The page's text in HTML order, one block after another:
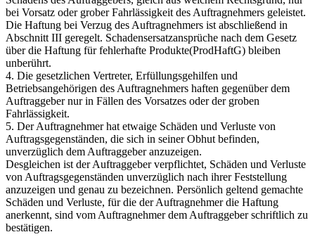
bei Vorsatz oder grober Fahrlässigkeit des Auftragnehmers geleistet.
Die Haftung bei Verzug des Auftragnehmers ist abschließend in
Abschnitt III geregelt. Schadensersatzansprüche nach dem Gesetz
über die Haftung für fehlerhafte Produkte(ProdHaftG) bleiben
unberührt.
4. Die gesetzlichen Vertreter, Erfüllungsgehilfen und
Betriebsangehörigen des Auftragnehmers haften gegenüber dem
Auftraggeber nur in Fällen des Vorsatzes oder der groben
Fahrlässigkeit.
5. Der Auftragnehmer hat etwaige Schäden und Verluste von
Auftragsgegenständen, die sich in seiner Obhut befinden,
unverzüglich dem Auftraggeber anzuzeigen.
Desgleichen ist der Auftraggeber verpflichtet, Schäden und Verluste
von Auftragsgegenständen unverzüglich nach ihrer Feststellung
anzuzeigen und genau zu bezeichnen. Persönlich geltend gemachte
Schäden und Verluste, für die der Auftragnehmer die Haftung
anerkennt, sind vom Auftragnehmer dem Auftraggeber schriftlich zu
bestätigen.